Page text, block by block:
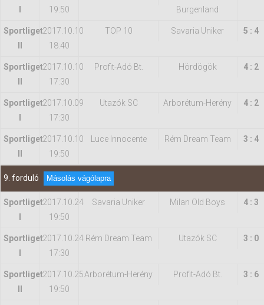
19:50
Burgenland
Sportliget2017.10.10
18:40
TOP 10 Savaria Uniker 5 : 4
Sportliget2017.10.10
17:30
Profit-Adó Bt. Hördögök 4 : 2
Sportliget2017.10.09
17:30
Utazók SC Arborétum-Herény 4 : 2
Sportliget2017.10.10
19:50
Luce Innocente Rém Dream Team 3 : 4
9. forduló Másolás vágólapra
Sportliget2017.10.24
19:50
Savaria Uniker Milan Old Boys 4 : 3
Sportliget2017.10.24
17:30
Rém Dream Team Utazók SC 3 : 0
Sportliget2017.10.25
19:50
Arborétum-Herény Profit-Adó Bt. 3 : 6